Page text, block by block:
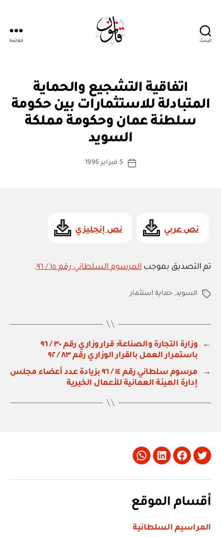
البحث القائمة
التصنيفاتاتفاقية التشجيع والحماية
المتبادلة للاستثمارات بين حكومة
سلطنة عمان وحكومة مملكة
السويد
كاتب
بو
س
ة
تاريخ
5 فبراير 1996
نص عربي نص إنجليزي
تم التصديق بموجب المرسوم السلطاني رقم ١٥ / ٩٦ .
الوسومالسويد, حماية استثمار
←
وزارة التجارة والصناعة: قرار وزاري رقم ٣٠ / ٩٦
باستمرار العمل بالقرار الوزاري رقم ٨٣ / ٩٢
→
مرسوم سلطاني رقم ١٤ / ٩٦ بزيادة عدد أعضاء مجلس
إدارة الهيئة العمانية للأعمال الخيرية
Twitter
Facebook
LinkedIn
Whatsapp
أقسام الموقع
المراسيم السلطانية